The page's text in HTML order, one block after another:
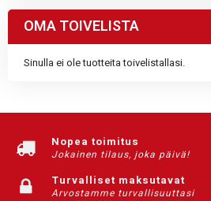
OMA TOIVELISTA
Sinulla ei ole tuotteita toivelistallasi.
Nopea toimitus
Jokainen tilaus, joka päivä!
Turvalliset maksutavat
Arvostamme turvallisuuttasi